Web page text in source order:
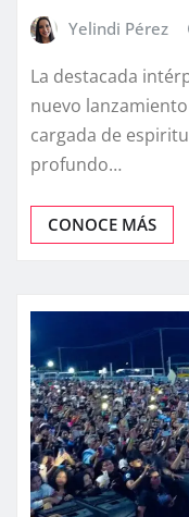
Yelindi Pérez
La destacada
nuevo lanzamiento
cargada de
profundo…
CONOCE MÁS